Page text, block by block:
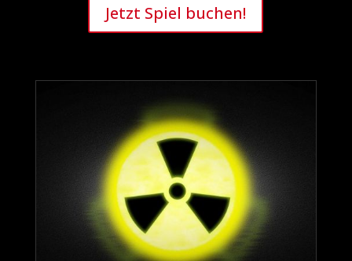
Jetzt Spiel buchen!